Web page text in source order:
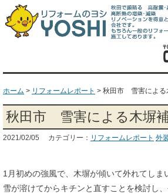
ホーム > リフォームレポート > 秋田市 雪害による
秋田市 雪害による木塀
2021/02/05 カテゴリー： リフォームレポート 外
1月初めの強風で、木塀が傾いて外れてしま
雪が溶けてからキチンと直すことを検討し